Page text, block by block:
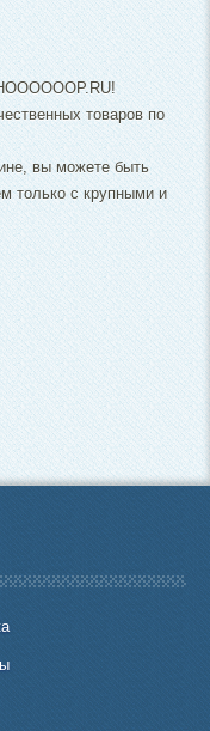
товаров по
вы можете быть
только с крупными и